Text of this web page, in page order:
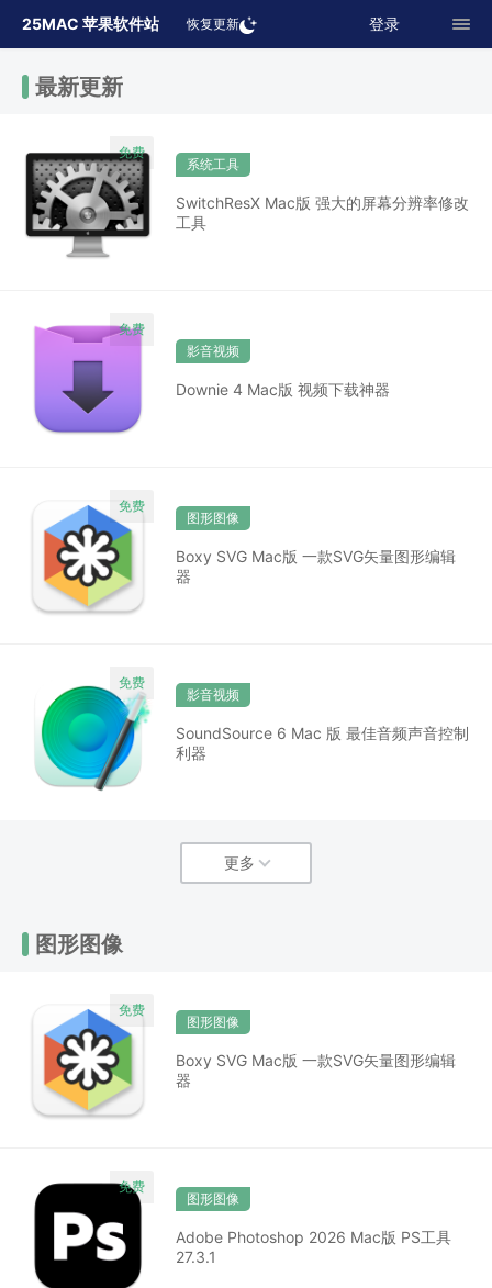
25MAC 苹果软件站 恢复更新 登录
最新更新
系统工具
SwitchResX Mac版 强大的屏幕分辨率修改
工具
影音视频
Downie 4 Mac版 视频下载神器
图形图像
Boxy SVG Mac版 一款SVG矢量图形编辑
器
影音视频
SoundSource 6 Mac 版 最佳音频声音控制
利器
更多
图形图像
图形图像
Boxy SVG Mac版 一款SVG矢量图形编辑
器
图形图像
Adobe Photoshop 2026 Mac版 PS工具
27.3.1